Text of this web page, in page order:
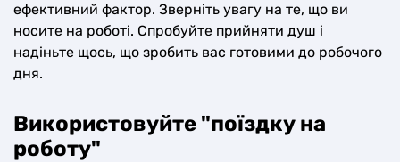
ефективний фактор. Зверніть увагу на те, що ви
носите на роботі. Спробуйте прийняти душ і
надіньте щось, що зробить вас готовими до робочого
дня.
Використовуйте "поїздку на
роботу"